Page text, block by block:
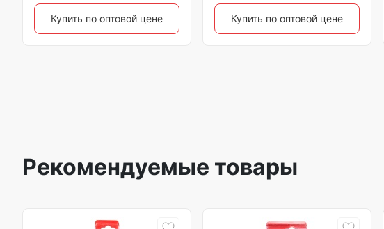
Купить по оптовой цене Купить по оптовой цене
Рекомендуемые товары